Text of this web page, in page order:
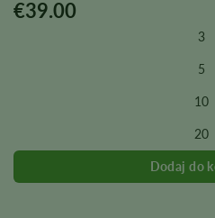
€39.00
3
5
10
20
Ten
stronie